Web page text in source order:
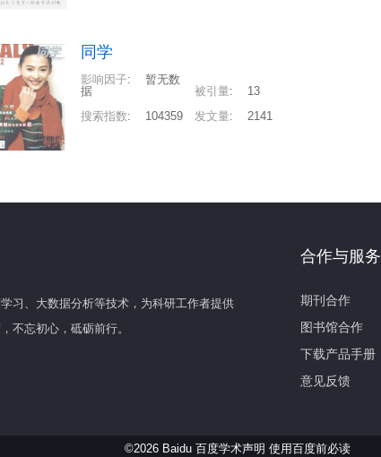
同学
影响因子:
暂无数
据
被引量:
13
搜索指数: 104359 发文量: 2141
习、大数据分析等技术，为科研工作者提供
不忘初心，砥砺前行。
合作与服务
期刊合作
图书馆合作
下载产品手册
意见反馈
©2026 Baidu 百度学术声明 使用百度前必读